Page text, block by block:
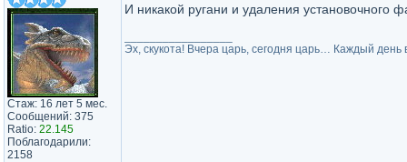
Стаж: 16 лет 5 мес.
Сообщений: 375
Ratio: 22.145
Поблагодарили:
2158
И никакой ругани и удаления установочного
Эх, скукота! Вчера царь, сегодня царь… Каждый